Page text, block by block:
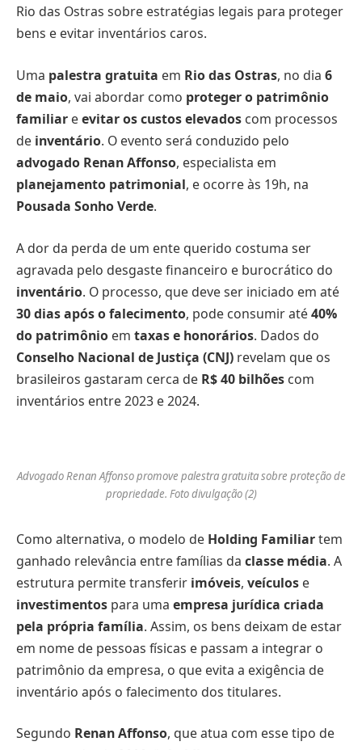
Rio das Ostras sobre estratégias legais para proteger
bens e evitar inventários caros.
Uma palestra gratuita em Rio das Ostras, no dia 6
de maio, vai abordar como proteger o patrimônio
familiar eevitar os custos elevados com processos
de inventário. O evento será conduzido pelo
advogado Renan Affonso, especialista em
planejamento patrimonial, e ocorre às 19h, na
Pousada Sonho Verde.
A dor da perda de um ente querido costuma ser
agravada pelo desgaste financeiro e burocrático do
inventário. O processo, que deve ser iniciado em até
30 dias após o falecimento, pode consumir até40%
do patrimônio em taxas e honorários. Dados do
Conselho Nacional de Justiça (CNJ) revelam que os
brasileiros gastaram cerca de R$ 40 bilhões com
inventários entre 2023 e 2024.
Advogado Renan Affonso promove palestra gratuita sobre proteção de
propriedade. Foto divulgação (2)
Como alternativa, o modelo de Holding Familiartem
ganhado relevância entre famílias da classe média. A
estrutura permite transferir imóveis, veículos e
investimentos para uma empresa jurídica criada
pela própria família. Assim, os bens deixam de estar
em nome de pessoas físicas e passam a integrar o
patrimônio da empresa, o que evita a exigência de
inventário após o falecimento dos titulares.
Segundo Renan Affonso, que atua com esse tipo de